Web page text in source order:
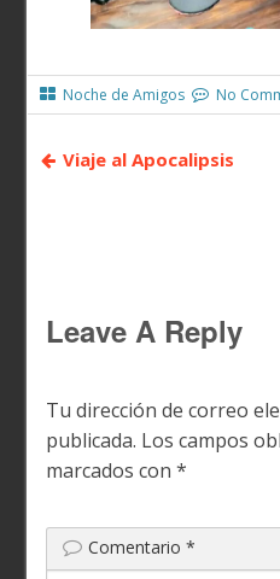
Noche de Amigos No
Viaje al Apocalipsis
Leave A Reply
Tu dirección de correo
publicada. Los campos
marcados con*
Comentario*